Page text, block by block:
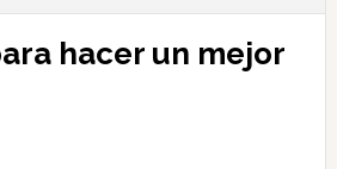
hacer un mejor